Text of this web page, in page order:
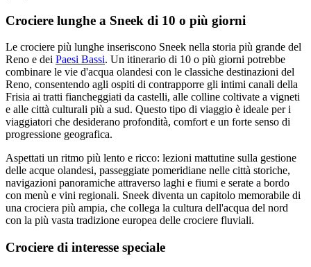
Crociere lunghe a Sneek di 10 o più giorni
Le crociere più lunghe inseriscono Sneek nella storia più grande del
Reno e dei Paesi Bassi. Un itinerario di 10 o più giorni potrebbe
combinare le vie d'acqua olandesi con le classiche destinazioni del
Reno, consentendo agli ospiti di contrapporre gli intimi canali della
Frisia ai tratti fiancheggiati da castelli, alle colline coltivate a vigneti
e alle città culturali più a sud. Questo tipo di viaggio è ideale per i
viaggiatori che desiderano profondità, comfort e un forte senso di
progressione geografica.
Aspettati un ritmo più lento e ricco: lezioni mattutine sulla gestione
delle acque olandesi, passeggiate pomeridiane nelle città storiche,
navigazioni panoramiche attraverso laghi e fiumi e serate a bordo
con menù e vini regionali. Sneek diventa un capitolo memorabile di
una crociera più ampia, che collega la cultura dell'acqua del nord
con la più vasta tradizione europea delle crociere fluviali.
Crociere di interesse speciale